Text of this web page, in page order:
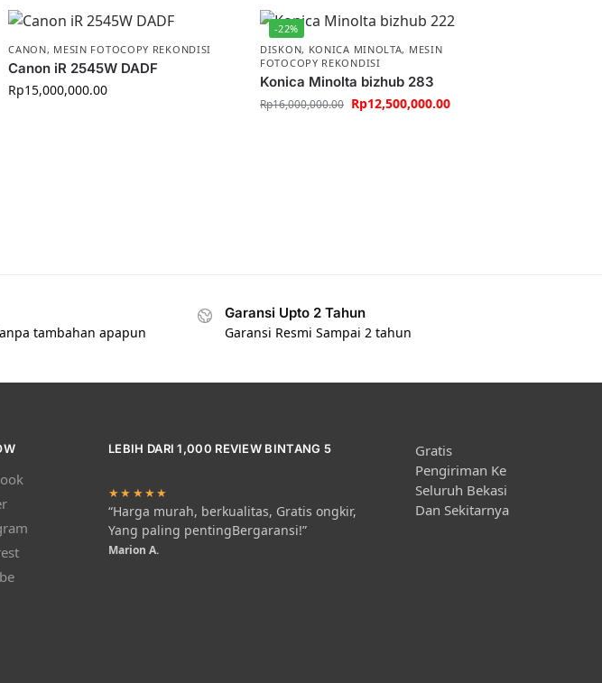
CANON, MESIN FOTOCOPY REKONDISI
Canon iR 2545W DADF
Rp15,000,000.00
-22%
DISKON, KONICA MINOLTA, MESIN
FOTOCOPY REKONDISI
Konica Minolta bizhub 283
Rp16,000,000.00 Rp12,500,000.00
tambahan apapun
Garansi Upto 2 Tahun
Garansi Resmi Sampai 2 tahun
LEBIH DARI 1,000 REVIEW BINTANG 5
★★★★★
“Harga murah, berkualitas, Gratis ongkir,
Yang paling pentingBergaransi!”
Marion A.
Gratis
Pengiriman Ke
Seluruh Bekasi
Dan Sekitarnya